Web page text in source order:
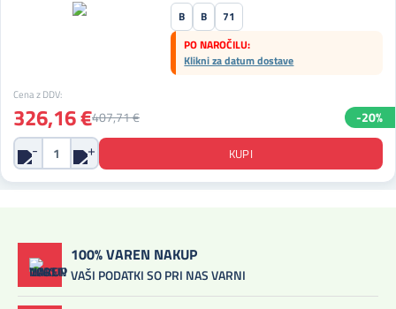
B B
71
PO NAROČILU:
Klikni za datum dostave
Cena z DDV:
326,16 €407,71 € -20%
100% VAREN NAKUP
VAŠI PODATKI SO PRI NAS VARNI